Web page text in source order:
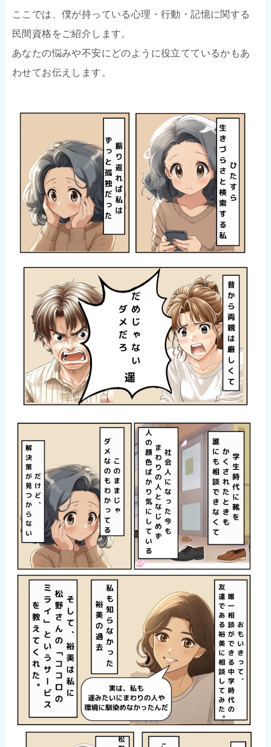
ここでは、僕が持っている心理・行動・記憶に関する
民間資格をご紹介します。
あなたの悩みや不安にどのように役立てているかもあ
わせてお伝えします。